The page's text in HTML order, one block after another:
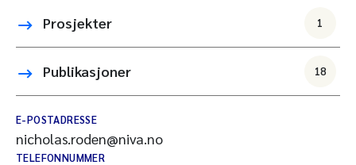
Prosjekter
1
Publikasjoner 18
E-POSTADRESSE
nicholas.roden@niva.no
TELEFONNUMMER